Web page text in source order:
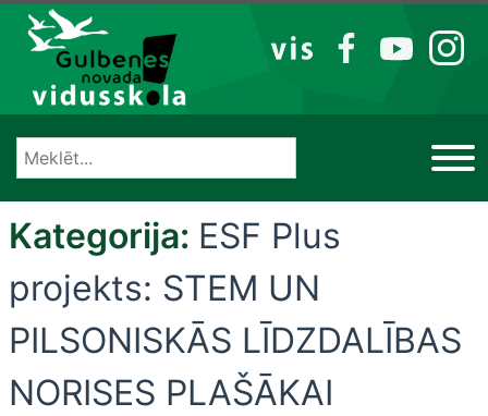
Izlaist
VIS
FB YT IG
Kategorija: ESF Plus
projekts: STEM UN
PILSONISKĀS LĪDZDALĪBAS
NORISES PLAŠĀKAI